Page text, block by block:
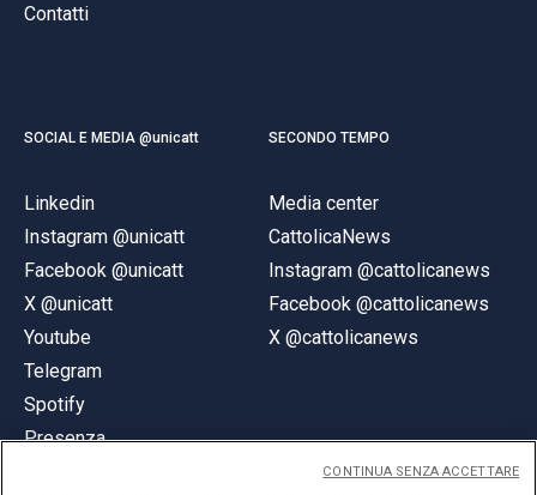
Contatti
SOCIAL E MEDIA @unicatt
Linkedin
Instagram @unicatt
Facebook @unicatt
X @unicatt
Youtube
Telegram
Spotify
Presenza
SECONDO TEMPO
Media center
CattolicaNews
Instagram @cattolicanews
Facebook @cattolicanews
X @cattolicanews
CONTINUA SENZA ACCETTARE